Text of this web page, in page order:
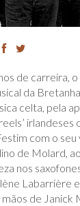
de carreira,
da
celta, pela
irlandeses
com o
de Molard,
nos
Labarrière
mãos de